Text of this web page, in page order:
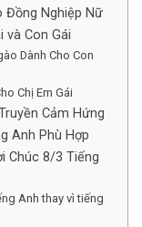
Đồng Nghiệp Nữ
và Con Gái
Dành Cho Con
Chị Em Gái
Cảm Hứng
Anh Phù Hợp
Chúc 8/3 Tiếng
Anh thay vì tiếng